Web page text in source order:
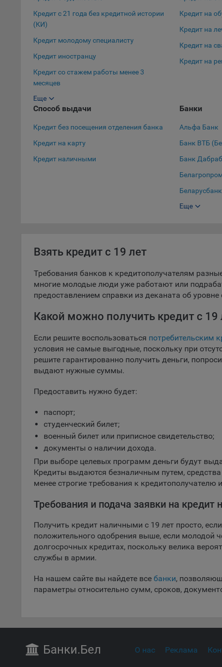
для
9.5.
При
Кредит с 21 года без кредитной истории
(КИ)
Кредит молодому специалисту
Кредит иностранцу
Кредит со стажем работы менее 3
месяцев
Кредит в декретном отпуске
Кредит с 19 лет
Кредит с 18 лет
Кредит студенту
Кредит для пенсионеров
Еще
Кредит на
Кредит на
Кредит на
Кредит на
Способ выдачи
Кредит без посещения отделения банка
Кредит на карту
Кредит наличными
Банки
Альфа Банк
Банк ВТБ
Банк
Беларусбанк
Банк БелВЭБ
Сбер Банк
Нео Банк
СтатусБанк
Паритетбанк
Приорбанк
Еще
Взять кредит с 19 лет
Требования банков к кредитополучателям
многие молодые люди уже работают или
предоставлением справки из деканата об уровне
Какой можно получить кредит с 19
Если решите воспользоваться потребительским
условия не самые выгодные, поскольку при
решите гарантированно получить деньги,
выдают нужные суммы.
Предоставить нужно будет:
паспорт;
студенческий билет;
военный билет или приписное свидетельство;
документы о наличии дохода.
При выборе целевых программ деньги будут
Кредиты выдаются безналичным путем,
менее строгие требования к кредитополучателю
Требования и подача заявки на кредит
Получить кредит наличными с 19 лет просто,
положительного одобрения выше, если молодой
долгосрочных кредитах, поскольку велика
службы в армии.
На нашем сайте вы найдете все банки,
параметры относительно сумм, сроков,
Банки.Бел О нас Реклама